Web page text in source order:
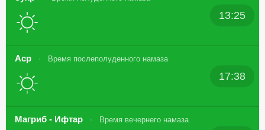
13:25
Аср Время послеполуденного намаза
17:38
Магриб - Ифтар Время вечернего намаза